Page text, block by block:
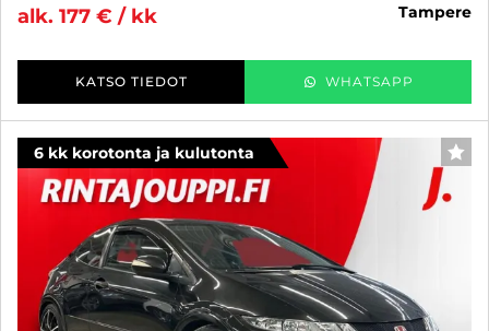
alk. 177 € / kk
tampere
KATSO TIEDOT WHATSAPP
6 kk korotonta ja kulutonta